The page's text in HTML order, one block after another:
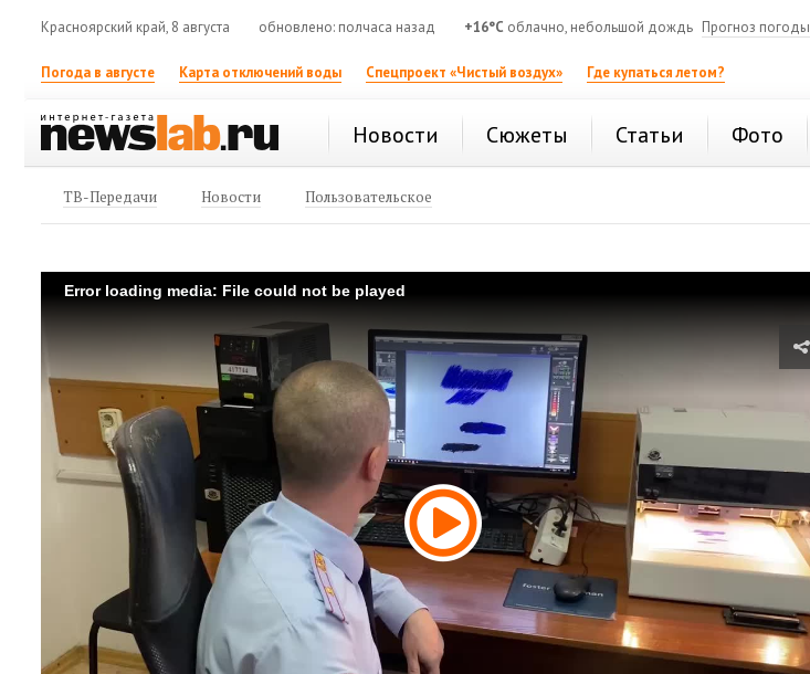
Красноярский край, 8 августа обновлено: полчаса назад +16°C облачно, небольшой дождь Прогноз погоды
Погода в августе Карта отключений воды Спецпроект «Чистый воздух» Где купаться летом?
Новости Сюжеты Статьи Фото
ТВ-Передачи Новости Пользовательское
Error loading media: File could not be played